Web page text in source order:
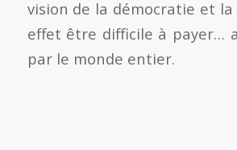
vision de la démocratie et
effet être difficile à payer…
par le monde entier.